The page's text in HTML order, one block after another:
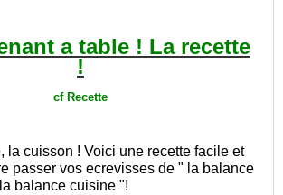
ant a table ! La recette
!
cf Recette
la cuisson ! Voici une recette facile et
passer vos ecrevisses de " la balance
balance cuisine "!